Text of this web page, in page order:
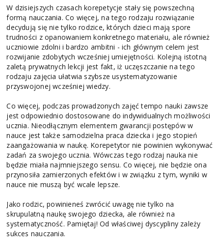
W dzisiejszych czasach korepetycje stały się powszechną
formą nauczania. Co więcej, na tego rodzaju rozwiązanie
decydują się nie tylko rodzice, których dzieci mają spore
trudności z opanowaniem konkretnego materiału, ale również
uczniowie zdolni i bardzo ambitni - ich głównym celem jest
rozwijanie zdobytych wcześniej umiejętności. Kolejną istotną
zaletą prywatnych lekcji jest fakt, iż uczęszczanie na tego
rodzaju zajęcia ułatwia szybsze usystematyzowanie
przyswojonej wcześniej wiedzy.
Co więcej, podczas prowadzonych zajęć tempo nauki zawsze
jest odpowiednio dostosowane do indywidualnych możliwości
ucznia. Nieodłącznym elementem gwarancji postępów w
nauce jest także samodzielna praca dziecka i jego stopień
zaangażowania w naukę. Korepetytor nie powinien wykonywać
zadań za swojego ucznia. Wówczas tego rodzaj nauka nie
będzie miała najmniejszego sensu. Co więcej, nie będzie ona
przynosiła zamierzonych efektów i w związku z tym, wyniki w
nauce nie muszą być wcale lepsze.
Jako rodzic, powinieneś zwrócić uwagę nie tylko na
skrupulatną naukę swojego dziecka, ale również na
systematyczność. Pamiętaj! Od właściwej dyscypliny zależy
sukces nauczania.